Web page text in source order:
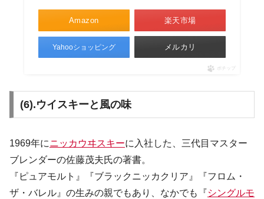
Amazon 楽天市場
Yahooショッピング メルカリ
ポチップ
(6).ウイスキーと風の味
1969年にニッカウヰスキーに入社した、三代目マスター
ブレンダーの佐藤茂夫氏の著書。
『ピュアモルト』『ブラックニッカクリア』『フロム・
ザ・バレル』の生みの親でもあり、なかでも『シングルモ